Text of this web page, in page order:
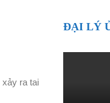
ra tai
ĐẠI LÝ